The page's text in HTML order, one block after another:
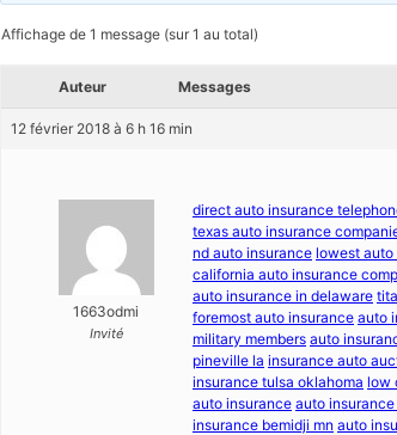
Affichage de 1 message (sur 1 au total)
Auteur Messages
12 février 2018 à 6 h 16 min
1663odmi
Invité
direct auto insurance
texas auto insurance
nd auto insurance lowest auto
california auto insurance
auto insurance in delaware
foremost auto insurance auto
military members auto
pineville la insurance auto
insurance tulsa oklahoma low
auto insurance auto
insurance bemidji mn auto